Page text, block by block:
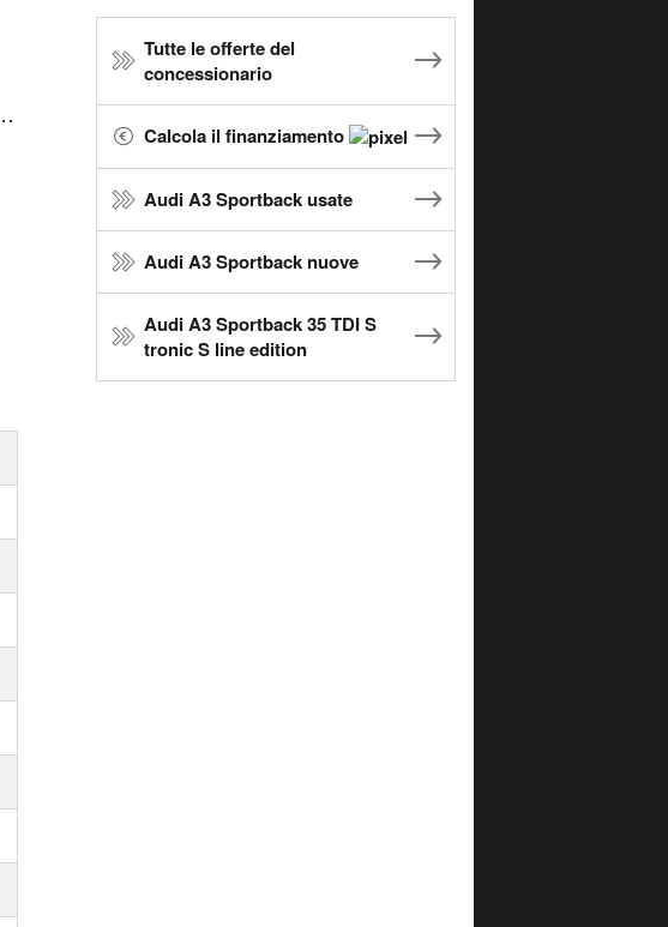
Tutte le offerte del
concessionario
Calcola il finanziamento
Audi A3 Sportback usate
Audi A3 Sportback nuove
Audi A3 Sportback 35 TDI S
tronic S line edition